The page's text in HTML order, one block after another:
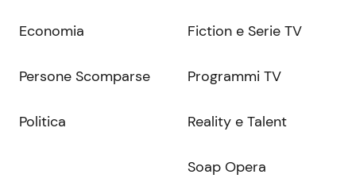
Economia
Persone Scomparse
Politica
Fiction e Serie TV
Programmi TV
Reality e Talent
Soap Opera